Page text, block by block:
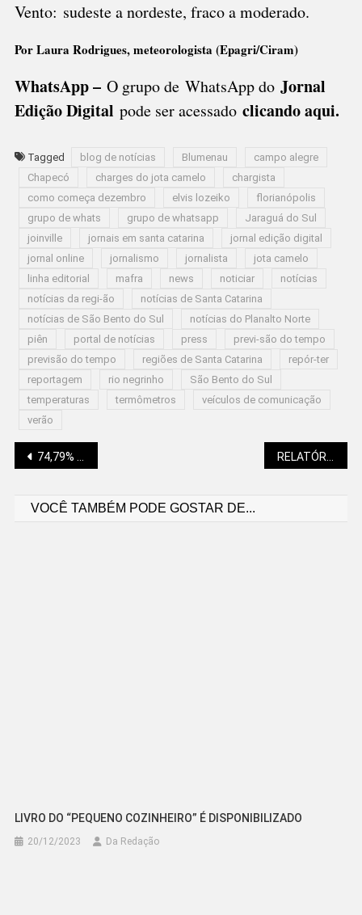
Vento: sudeste a nordeste, fraco a moderado.
Por Laura Rodrigues, meteorologista (Epagri/Ciram)
WhatsApp – O grupo de WhatsApp doJornal
Edição Digital pode ser acessado clicando aqui.
Tagged blog de notícias Blumenau
campo alegre
Chapecó
charges do jota camelo
chargista
como começa dezembro
elvis lozeiko
florianópolis
grupo de whats
grupo de whatsapp
Jaraguá do Sul
joinville
jornais em santa catarina
jornal edição digital
jornal online
jornalismo jornalista
jota camelo
linha editorial
mafra news noticiar
notícias
notícias da regi-ão
notícias de Santa Catarina
notícias de São Bento do Sul
notícias do Planalto Norte
piên
portal de notícias press
previ-são do tempo
previsão do tempo
regiões de Santa Catarina
repór-ter
reportagem
rio negrinho
São Bento do Sul
temperaturas
termômetros
veículos de comunicação
verão
Navegação
74,79% DAS PRAIAS MONITORADAS PELO IMA/SC ESTÃO PRÓPRIAS PARA BANHO
VOCÊ TAMBÉM PODE GOSTAR DE...
LIVRO DO “PEQUENO COZINHEIRO” É DISPONIBILIZADO
20/12/2023 Da Redação